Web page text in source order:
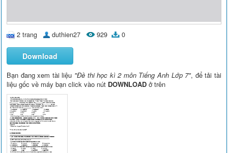
2 trang duthien27 929 0
Download
Bạn đang xem tài liệu "Đề thi học kì 2 môn Tiếng Anh Lớp 7", để tải tài
liệu gốc về máy bạn click vào nút DOWNLOAD ở trên